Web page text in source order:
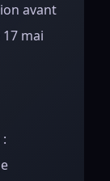
avant
mai